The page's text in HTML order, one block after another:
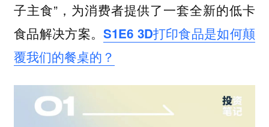
子主食”，为消费者提供了一套全新的低卡
食品解决方案。S1E6 3D打印食品是如何颠
覆我们的餐桌的？